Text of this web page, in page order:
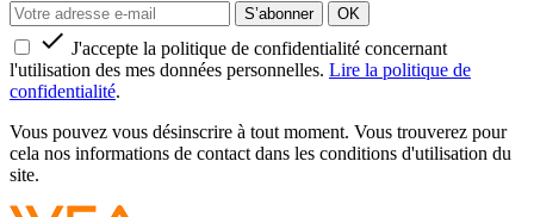
 J'accepte la politique de confidentialité concernant
l'utilisation des mes données personnelles. Lire la politique de
confidentialité.
Vous pouvez vous désinscrire à tout moment. Vous trouverez pour
cela nos informations de contact dans les conditions d'utilisation du
site.